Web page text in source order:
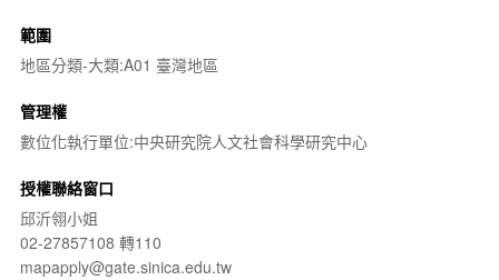
範圍
地區分類-大類:A01 臺灣地區
管理權
數位化執行單位:中央研究院人文社會科學研究中心
授權聯絡窗口
邱沂翎小姐
02-27857108 轉110
mapapply@gate.sinica.edu.tw